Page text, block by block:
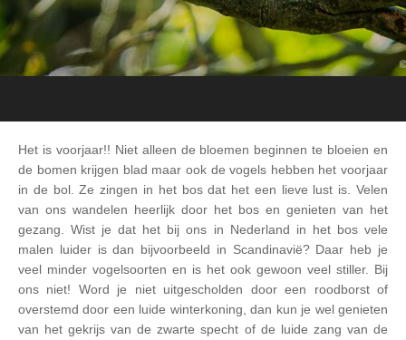
Het is voorjaar!! Niet alleen de bloemen beginnen te bloeien en
de bomen krijgen blad maar ook de vogels hebben het voorjaar
in de bol. Ze zingen in het bos dat het een lieve lust is. Velen
van ons wandelen heerlijk door het bos en genieten van het
gezang. Wist je dat het bij ons in Nederland in het bos vele
malen luider is dan bijvoorbeeld in Scandinavië? Daar heb je
veel minder vogelsoorten en is het ook gewoon veel stiller. Bij
ons niet! Word je niet uitgescholden door een roodborst of
overstemd door een luide winterkoning, dan kun je wel genieten
van het gekrijs van de zwarte specht of de luide zang van de